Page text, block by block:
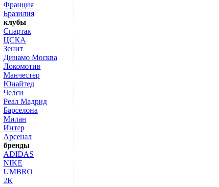
Франция
Бразилия
клубы
Спартак
ЦСКА
Зенит
Динамо Москва
Локомотив
Манчестер
Юнайтед
Челси
Реал Мадрид
Барселона
Милан
Интер
Арсенал
бренды
ADIDAS
NIKE
UMBRO
2К